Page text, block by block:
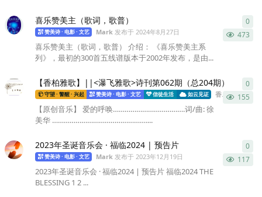
喜乐赞美主（歌词，歌普）
赞美诗 · 电影 · 文艺 Mark 发布于2024年8月27日 473
喜乐赞美主（歌词，歌普） 介绍： 《喜乐赞美主系
列》，最初的300首五线谱版本于2002年发布，是由...
0
【香柏雅歌】||<瀑飞雅歌>诗刊第062期（总204期）
守望 · 警醒 · 兴起 赞美诗 · 电影 · 文艺 信徒生活 如云见证 香柏雅歌 发布
155
【原创音乐】 爱的呼唤……………………………….词/曲: 徐
美华 …………………………………………....
0
2023年圣诞音乐会 · 福临2024 | 预告片
赞美诗 · 电影 · 文艺 Mark 发布于2023年12月19日 117
2023年圣诞音乐会 · 福临2024 | 预告片 福临2024 THE
BLESSING 1 2 ...
0